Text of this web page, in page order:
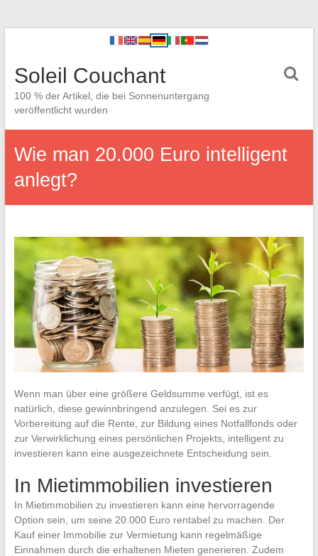
Soleil Couchant
100 % der Artikel, die bei Sonnenuntergang
veröffentlicht wurden
Wie man 20.000 Euro intelligent
anlegt?
Wenn man über eine größere Geldsumme verfügt, ist es
natürlich, diese gewinnbringend anzulegen. Sei es zur
Vorbereitung auf die Rente, zur Bildung eines Notfallfonds oder
zur Verwirklichung eines persönlichen Projekts, intelligent zu
investieren kann eine ausgezeichnete Entscheidung sein.
In Mietimmobilien investieren
In Mietimmobilien zu investieren kann eine hervorragende
Option sein, um seine 20.000 Euro rentabel zu machen. Der
Kauf einer Immobilie zur Vermietung kann regelmäßige
Einnahmen durch die erhaltenen Mieten generieren. Zudem